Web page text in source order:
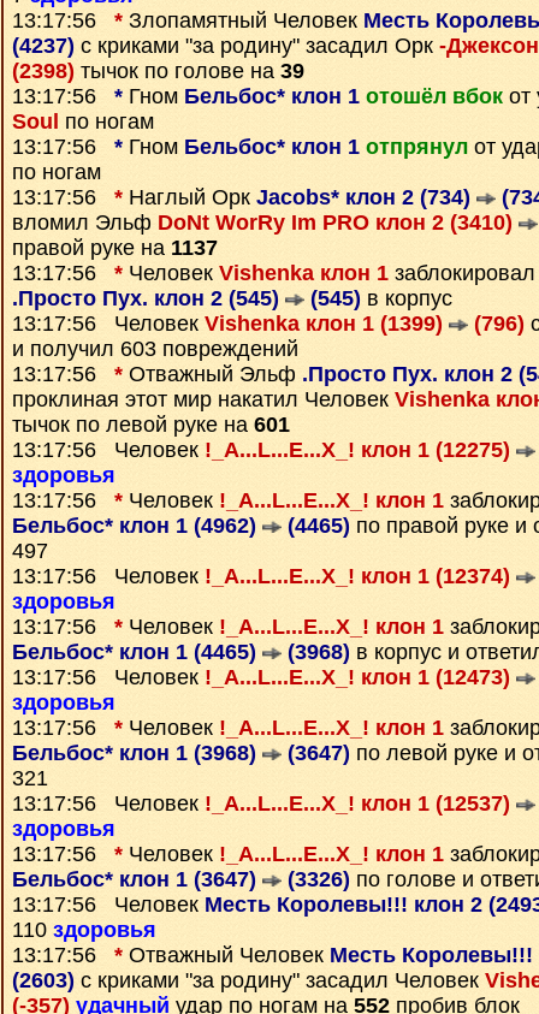
13:17:56 * Злопамятный Человек Месть
(4237) с криками "за родину" засадил Орк -
(2398) тычок по голове на 39
13:17:56 * Гном Бельбос* клон 1 отошёл вбок от
Soul по ногам
13:17:56 * Гном Бельбос* клон 1 отпрянул от
по ногам
13:17:56 * Наглый Орк Jacobs* клон 2 (734)
вломил Эльф DoNt WorRy Im PRO клон 2 (3410)
правой руке на 1137
13:17:56 * Человек Vishenka клон 1
.Просто Пух. клон 2 (545)
(545) в корпус
13:17:56 Человек Vishenka клон 1 (1399) (796)
и получил 603 повреждений
13:17:56 * Отважный Эльф .Просто Пух. клон 2
проклиная этот мир накатил Человек Vishenka
тычок по левой руке на 601
13:17:56 Человек !_A...L...E...X_! клон 1 (12275)
здоровья
13:17:56 * Человек !_A...L...E...X_! клон 1
Бельбос* клон 1 (4962)
(4465) по правой руке и
497
13:17:56 Человек !_A...L...E...X_! клон 1 (12374)
здоровья
13:17:56 * Человек !_A...L...E...X_! клон 1
Бельбос* клон 1 (4465)
(3968) в корпус и
13:17:56 Человек !_A...L...E...X_! клон 1 (12473)
здоровья
13:17:56 * Человек !_A...L...E...X_! клон 1
Бельбос* клон 1 (3968)
(3647) по левой руке и
321
13:17:56 Человек !_A...L...E...X_! клон 1 (12537)
здоровья
13:17:56 * Человек !_A...L...E...X_! клон 1
Бельбос* клон 1 (3647)
(3326) по голове и
13:17:56 Человек Месть Королевы!!! клон 2
110 здоровья
13:17:56 * Отважный Человек Месть Королевы!!!
(2603) с криками "за родину" засадил Человек
(-357) удачный удар по ногам на 552 пробив блок